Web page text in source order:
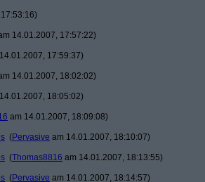
14.01.2007, 17:57:22)
17:59:37)
14.01.2007, 18:02:02)
18:05:02)
am 14.01.2007, 18:09:08)
(Pervasive am 14.01.2007, 18:10:07)
(Thomas8816 am 14.01.2007, 18:13:55)
(Pervasive am 14.01.2007, 18:14:57)